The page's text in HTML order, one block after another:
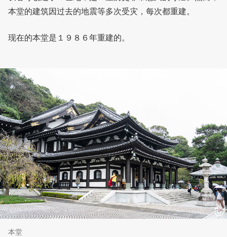
本堂的建筑因过去的地震等多次受灾，每次都重建。
现在的本堂是１９８６年重建的。
本堂